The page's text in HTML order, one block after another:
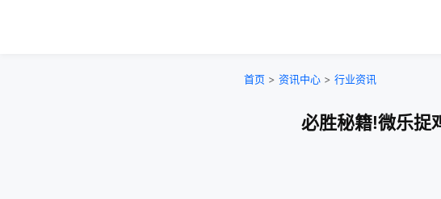
首页 > 资讯中心 > 行业资讯
必胜秘籍!微乐捉